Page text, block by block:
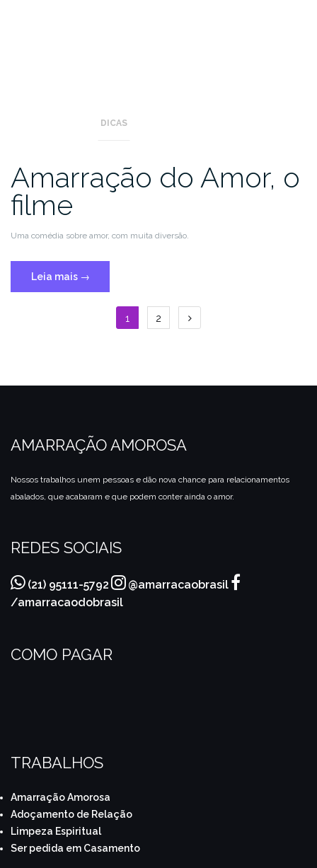
DICAS
Amarração do Amor, o
filme
Uma comédia sobre amor, com muita diversão.
Leia mais →
1 2
AMARRAÇÃO AMOROSA
Nossos trabalhos unem pessoas e dão nova chance para relacionamentos
abalados, que acabaram e que podem conter ainda o amor.
REDES SOCIAIS
(21) 95111-5792
@amarracaobrasil
/amarracaodobrasil
COMO PAGAR
TRABALHOS
Amarração Amorosa
Adoçamento de Relação
Limpeza Espiritual
Ser pedida em Casamento